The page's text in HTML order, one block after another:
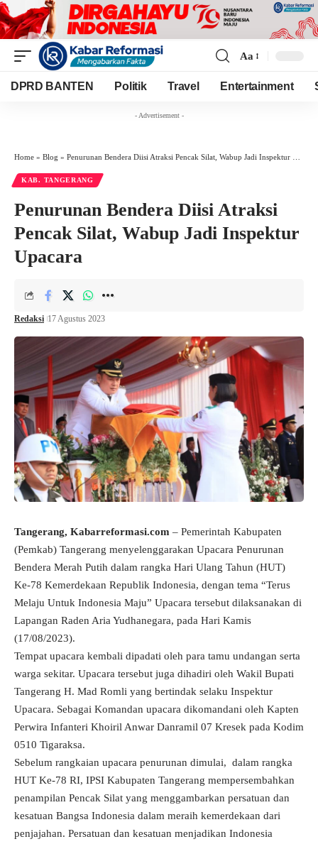
Resizer
Aa
DPRD BANTEN Politik Travel Entertainment
- Advertisement -
Home » Blog » Penurunan Bendera Diisi Atraksi Pencak Silat, Wabup Jadi Inspektur Upacara
KAB. TANGERANG
Penurunan Bendera Diisi Atraksi
Pencak Silat, Wabup Jadi Inspektur
Upacara
Redaksi 17 Agustus 2023
Tangerang, Kabarreformasi.com – Pemerintah Kabupaten
(Pemkab) Tangerang menyelenggarakan Upacara Penurunan
Bendera Merah Putih dalam rangka Hari Ulang Tahun (HUT)
Ke-78 Kemerdekaan Republik Indonesia, dengan tema “Terus
Melaju Untuk Indonesia Maju” Upacara tersebut dilaksanakan di
Lapangan Raden Aria Yudhanegara, pada Hari Kamis
(17/08/2023).
Tempat upacara kembali dipadati oleh para tamu undangan serta
warga sekitar. Upacara tersebut juga dihadiri oleh Wakil Bupati
Tangerang H. Mad Romli yang bertindak selaku Inspektur
Upacara. Sebagai Komandan upacara dikomandani oleh Kapten
Perwira Infanteri Khoiril Anwar Danramil 07 Kresek pada Kodim
0510 Tigaraksa.
Sebelum rangkaian upacara penurunan dimulai, dalam rangka
HUT Ke-78 RI, IPSI Kabupaten Tangerang mempersembahkan
penampilan Pencak Silat yang menggambarkan persatuan dan
kesatuan Bangsa Indonesia dalam meraih kemerdekaan dari
penjajahan. Persatuan dan kesatuan menjadikan Indonesia